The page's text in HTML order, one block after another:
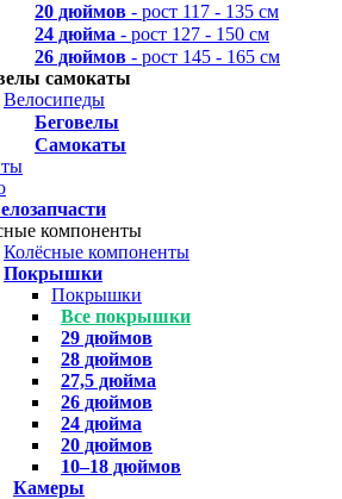
20 дюймов - рост 117 - 135 см
24 дюйма - рост 127 - 150 см
26 дюймов - рост 145 - 165 см
самокаты
Велосипеды
Беговелы
Самокаты
компоненты
Колёсные компоненты
Покрышки
Покрышки
Все покрышки
29 дюймов
28 дюймов
27,5 дюйма
26 дюймов
24 дюйма
20 дюймов
10–18 дюймов
Камеры